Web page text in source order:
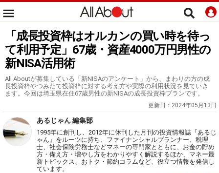
「成長投資枠はオルカンの買い時を待っ
て利用予定」67歳・資産4000万円男性の
新NISA活用術
All Aboutが募集している「新NISAのアンケート」から、まわりの方の成
長投資枠やつみたて投資枠に対する考え方や実際の利用状況を見ていき
ます。今回は埼玉県在住67歳男性の新NISAの成長投資枠プランです。
更新日： 2024年05月13日
あるじゃん 編集部
1995年に創刊し、2012年に休刊した月刊の投資情報誌『あるじ
ゃん』をルーツに持ち、ファイナンシャルプランナー、税理
士、社会保険労務士などマネーの専門家とともに、お金の貯め
方・備え方・増やし方をわかりやすく解説するほか、マネー最
新トピックス、おトク・節約コラムなど、役立つ情報を発信し
ています。